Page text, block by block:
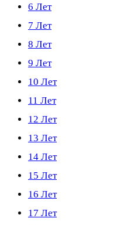
6 Лет
7 Лет
8 Лет
9 Лет
10 Лет
11 Лет
12 Лет
13 Лет
14 Лет
15 Лет
16 Лет
17 Лет